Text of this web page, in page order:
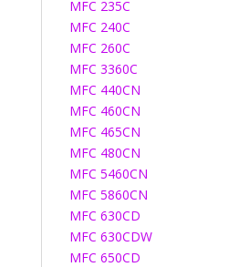
MFC 235C
MFC 240C
MFC 260C
MFC 3360C
MFC 440CN
MFC 460CN
MFC 465CN
MFC 480CN
MFC 5460CN
MFC 5860CN
MFC 630CD
MFC 630CDW
MFC 650CD